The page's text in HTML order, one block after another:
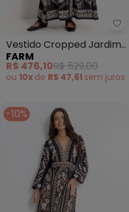
- Vestido Midi Viscose
Vestido Cropped Jardim
de Cordel (Preto)
FARM
R$ 476,10R$ 529,00
ou 10x de R$ 47,61 sem juros
-10%